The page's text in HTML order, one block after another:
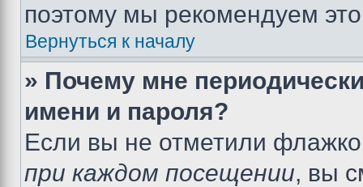
поэтому мы рекомендуем
Вернуться к началу
» Почему мне
имени и пароля?
Если вы не отметили
при каждом посещении, вы